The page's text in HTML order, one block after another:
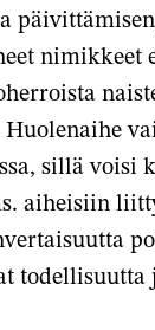
sillä voisi
aiheisiin